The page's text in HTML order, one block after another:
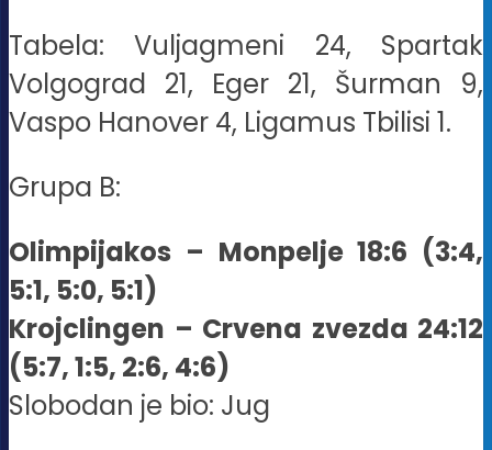
Tabela: Vuljagmeni 24, Spartak
Volgograd 21, Eger 21, Šurman 9,
Vaspo Hanover 4, Ligamus Tbilisi 1.
Grupa B:
Olimpijakos – Monpelje 18:6 (3:4,
5:1, 5:0, 5:1)
Krojclingen – Crvena zvezda 24:12
(5:7, 1:5, 2:6, 4:6)
Slobodan je bio: Jug